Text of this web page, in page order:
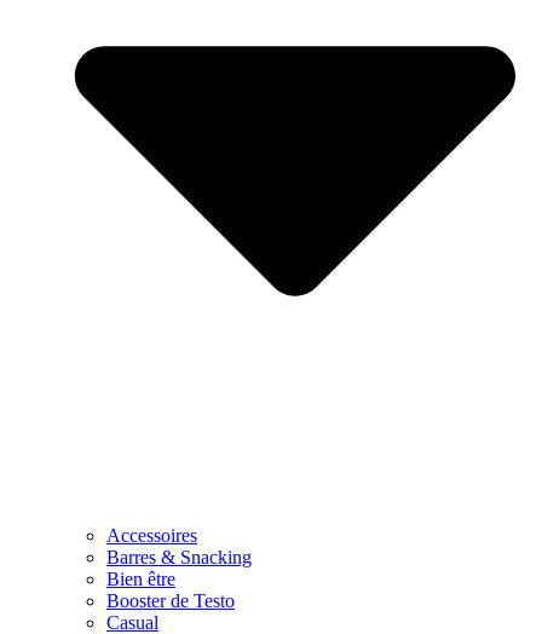
Accessoires
Barres & Snacking
Bien être
Booster de Testo
Casual